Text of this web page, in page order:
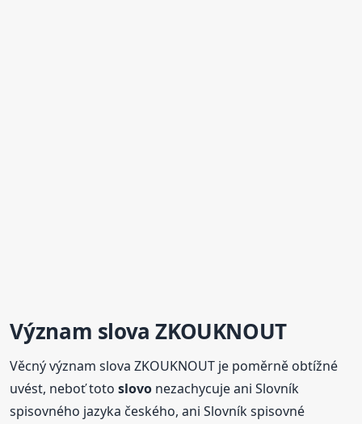
Význam slova ZKOUKNOUT
Věcný význam slova ZKOUKNOUT je poměrně obtížné
uvést, neboť totoslovo nezachycuje ani Slovník
spisovného jazyka českého, ani Slovník spisovné